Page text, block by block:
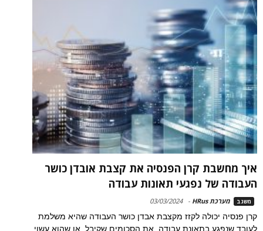
איך מחשבת קרן הפנסיה את קצבת אובדן כושר
העבודה של נפגעי תאונות עבודה
משגב מערכת HRus -
03/03/2024
קרן פנסיה יכולה לקזז מקצבת אבדן כושר העבודה שהיא משלמת
לעובד שנפגע בתאונת עבודה, את הסכומים שקיבל, או שהוא עשוי